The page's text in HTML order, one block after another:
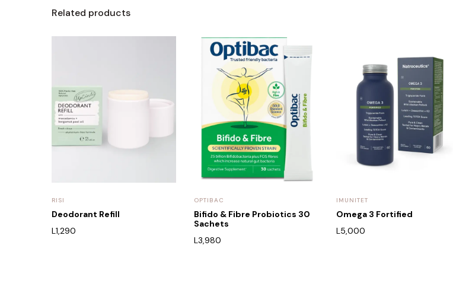
Related products
RISI
Deodorant Refill
L1,290
OPTIBAC
Bifido & Fibre Probiotics 30
Sachets
L3,980
IMUNITET
Omega 3 Fortified
L5,000